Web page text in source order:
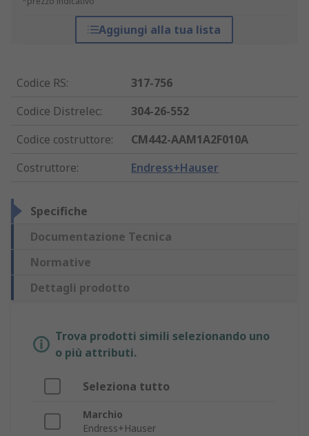
Aggiungi alla tua lista
Codice RS:
317-756
Codice Distrelec:
304-26-552
Codice costruttore:
CM442-AAM1A2F010A
Costruttore: Endress+Hauser
Specifiche
Documentazione Tecnica
Normative
Dettagli prodotto
Trova prodotti simili selezionando uno
o più attributi.
Seleziona tutto
Marchio
Endress+Hauser